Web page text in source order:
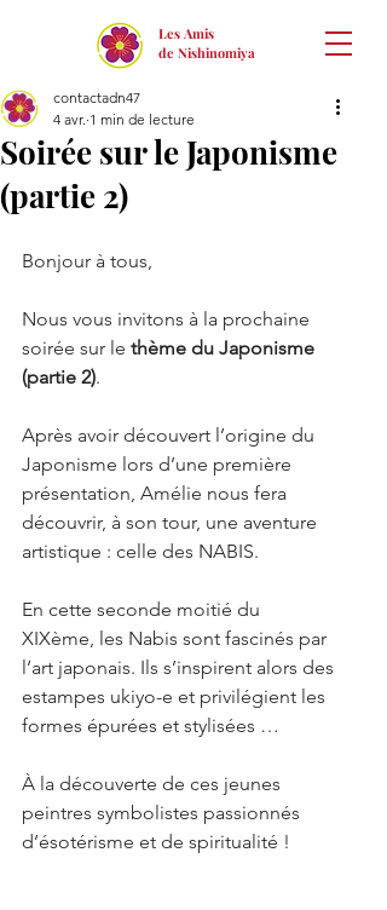
Les Amis
de Nishinomiya
Soirée sur le Japonisme
(partie 2)
contactadn47
4 avr. 1 min de lecture
Bonjour à tous,
Nous vous invitons à la prochaine
soirée sur le thème du Japonisme
(partie 2).
Après avoir découvert l’origine du
Japonisme lors d’une première
présentation, Amélie nous fera
découvrir, à son tour, une aventure
artistique : celle des NABIS.
En cette seconde moitié du
XIXème, les Nabis sont fascinés par
l’art japonais. Ils s’inspirent alors des
estampes ukiyo-e et privilégient les
formes épurées et stylisées …
À la découverte de ces jeunes
peintres symbolistes passionnés
d’ésotérisme et de spiritualité !